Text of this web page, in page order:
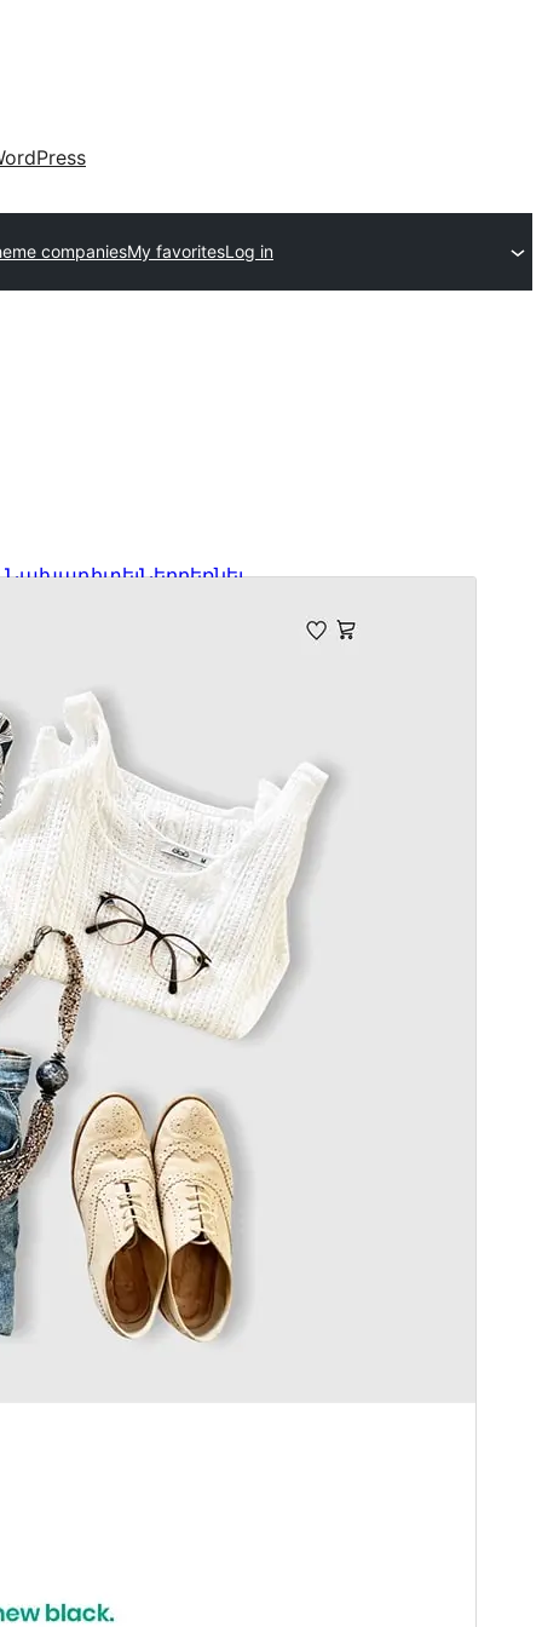
companiesMy favoritesLog in
ՆախադիտելՆերբեռնել
WordPress version
PHP version
Theme homepage